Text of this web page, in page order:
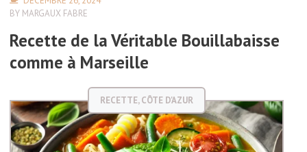
BY MARGAUX FABRE
Recette de la Véritable Bouillabaisse
comme à Marseille
RECETTE,CÔTE D'AZUR